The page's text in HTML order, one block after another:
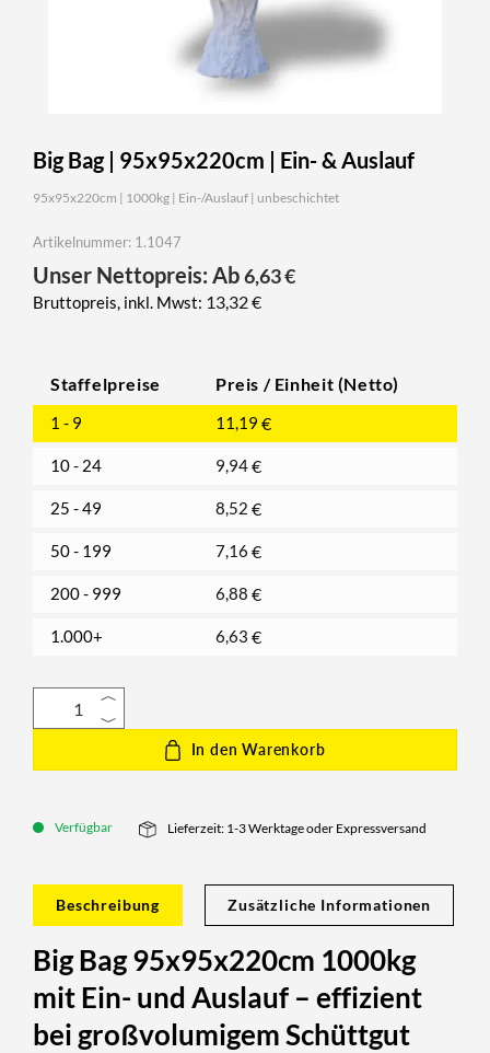
Big Bag | 95x95x220cm | Ein- & Auslauf
95x95x220cm | 1000kg | Ein-/Auslauf | unbeschichtet
Artikelnummer: 1.1047
Unser Nettopreis: Ab6,63€
Bruttopreis, inkl. Mwst: 13,32€
Staffelpreise Preis / Einheit (Netto)
1 - 9 11,19 €
10 - 24 9,94€
25 - 49 8,52 €
50 - 199 7,16 €
200 - 999 6,88 €
1.000+ 6,63 €
In den Warenkorb
Verfügbar Lieferzeit: 1-3 Werktage oder Expressversand
Beschreibung Zusätzliche Informationen
Big Bag 95x95x220cm 1000kg
mit Ein- und Auslauf – effizient
bei großvolumigem Schüttgut